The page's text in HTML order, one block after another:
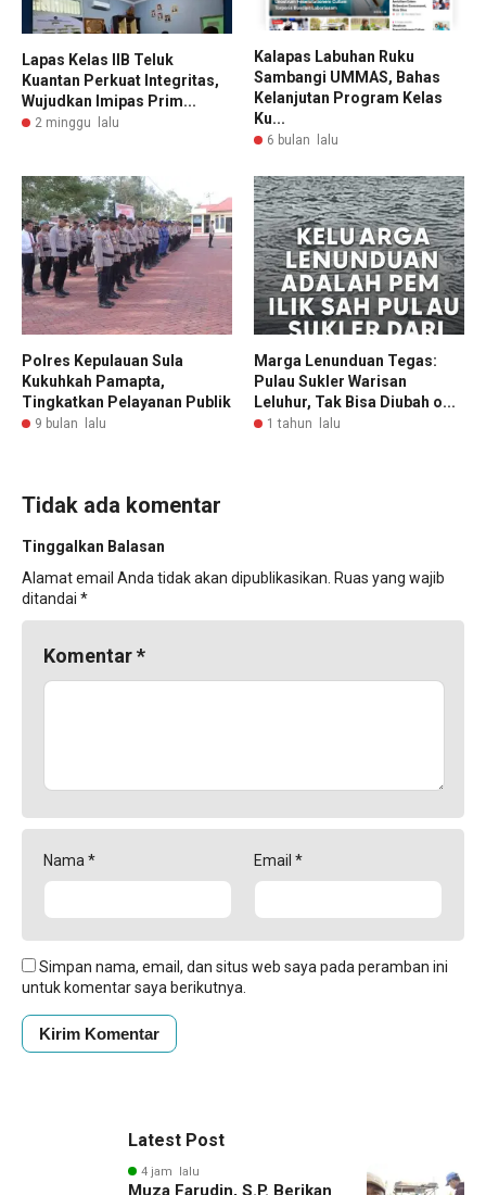
Lapas Kelas IIB Teluk
Kuantan Perkuat Integritas,
Wujudkan Imipas Prim...
2 minggu lalu
Kalapas Labuhan Ruku
Sambangi UMMAS, Bahas
Kelanjutan Program Kelas
Ku...
6 bulan lalu
Polres Kepulauan Sula
Kukuhkah Pamapta,
Tingkatkan Pelayanan Publik
9 bulan lalu
Marga Lenunduan Tegas:
Pulau Sukler Warisan
Leluhur, Tak Bisa Diubah o...
1 tahun lalu
Tidak ada komentar
Tinggalkan Balasan
Alamat email Anda tidak akan dipublikasikan. Ruas yang wajib
ditandai *
Komentar*
Nama * Email *
Simpan nama, email, dan situs web saya pada peramban ini
untuk komentar saya berikutnya.
Latest Post
4 jam lalu
Muza Farudin, S.P. Berikan